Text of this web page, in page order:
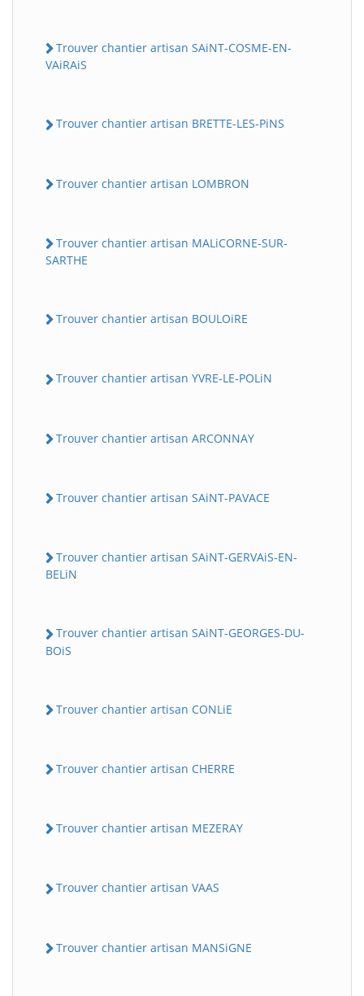
Trouver chantier artisan SAiNT-COSME-EN-
VAiRAiS
Trouver chantier artisan BRETTE-LES-PiNS
Trouver chantier artisan LOMBRON
Trouver chantier artisan MALiCORNE-SUR-
SARTHE
Trouver chantier artisan BOULOiRE
Trouver chantier artisan YVRE-LE-POLiN
Trouver chantier artisan ARCONNAY
Trouver chantier artisan SAiNT-PAVACE
Trouver chantier artisan SAiNT-GERVAiS-EN-
BELiN
Trouver chantier artisan SAiNT-GEORGES-DU-
BOiS
Trouver chantier artisan CONLiE
Trouver chantier artisan CHERRE
Trouver chantier artisan MEZERAY
Trouver chantier artisan VAAS
Trouver chantier artisan MANSiGNE